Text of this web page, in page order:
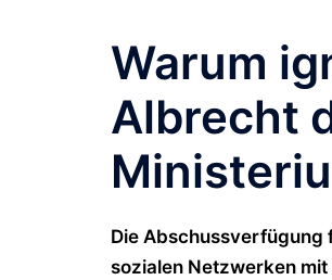
Warum
Albrecht
Die Abschussverfügung
sozialen Netzwerken